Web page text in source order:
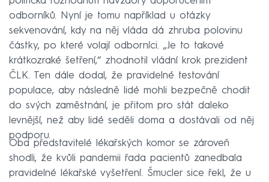
odborníků. Nyní je tomu například u otázky
sekvenování, kdy na něj vláda dá zhruba polovinu
částky, po které volají odborníci. „Je to takové
krátkozraké šetření,“ zhodnotil vládní krok prezident
ČLK. Ten dále dodal, že pravidelné testování
populace, aby následně lidé mohli bezpečně chodit
do svých zaměstnání, je přitom pro stát daleko
levnější, než aby lidé seděli doma a dostávali od něj
podporu.
Oba představitelé lékařských komor se zároveň
shodli, že kvůli pandemii řada pacientů zanedbala
pravidelné lékařské vyšetření. Šmucler sice řekl, že u